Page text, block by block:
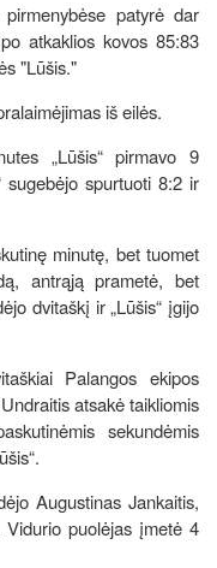
patyrė dar
atkaklios kovos 85:83
"Lūšis."
iš eilės.
„Lūšis“ pirmavo 9
sugebėjo spurtuoti 8:2 ir
minutę, bet tuomet
antrąją prametė, bet
dvitaškį ir „Lūšis“ įgijo
Palangos ekipos
atsakė taikliomis
sekundėmis
Augustinas Jankaitis,
puolėjas įmetė 4